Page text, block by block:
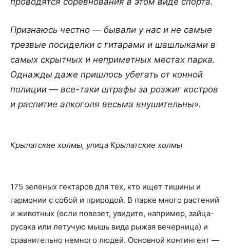
Признаюсь честно — бывали у нас и не самые
трезвые посиделки с гитарами и шашлыками в
самых скрытных и неприметных местах парка.
Однажды даже пришлось убегать от конной
полиции — все-таки штрафы за розжиг костров
и распитие алкоголя весьма внушительны».
Крылатские холмы, улица Крылатские холмы
175 зеленых гектаров для тех, кто ищет тишины и
гармонии с собой и природой. В парке много растений
и животных (если повезет, увидите, например, зайца-
русака или летучую мышь вида рыжая вечерница) и
сравнительно немного людей. Основной контингент —